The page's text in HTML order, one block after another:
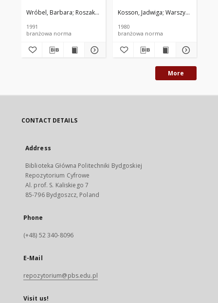
Wróbel, Barbara Roszak, Janina "SPOŁEM" Warszawska
1991
branżowa norma
Kosson, Jadwiga Warszywka, Maria
1980
branżowa norma
More
CONTACT DETAILS
Address
Biblioteka Główna Politechniki Bydgoskiej
Repozytorium Cyfrowe
Al. prof. S. Kaliskiego 7
85-796 Bydgoszcz, Poland
Phone
(+48) 52 340-8096
E-Mail
repozytorium@pbs.edu.pl
Visit us!